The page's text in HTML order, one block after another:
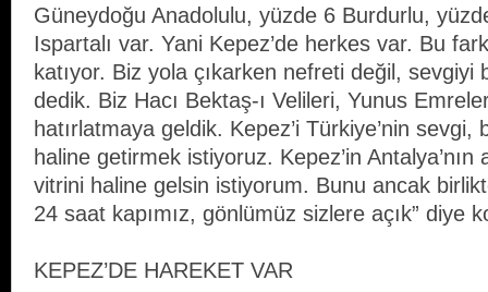
Güneydoğu Anadolulu, yüzde 6 Burdurlu,
Ispartalı var. Yani Kepez’de herkes var. Bu
katıyor. Biz yola çıkarken nefreti değil, sevgiyi
dedik. Biz Hacı Bektaş-ı Velileri, Yunus
hatırlatmaya geldik. Kepez’i Türkiye’nin sevgi,
haline getirmek istiyoruz. Kepez’in
vitrini haline gelsin istiyorum. Bunu ancak
24 saat kapımız, gönlümüz sizlere açık” diye
KEPEZ’DE HAREKET VAR